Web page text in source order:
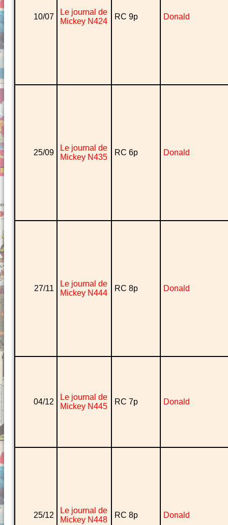
10/07
Le journal de
Mickey N424
RC 9p Donald
25/09
Le journal de
Mickey N435
RC 6p Donald
27/11
Le journal de
Mickey N444
RC 8p Donald
04/12
Le journal de
Mickey N445
RC 7p Donald
25/12
Le journal de
Mickey N448
RC 8p Donald